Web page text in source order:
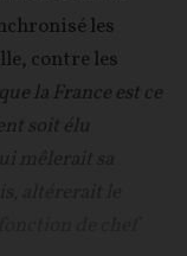
les
contre les
la France est ce
soit élu